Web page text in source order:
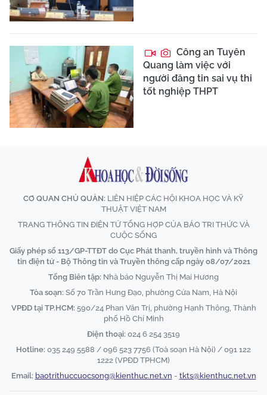
Công an Tuyên
Quang làm việc với
người đăng tin sai vụ thi
tốt nghiệp THPT
CƠ QUAN CHỦ QUẢN: LIÊN HIỆP CÁC HỘI KHOA HỌC VÀ KỸ
THUẬT VIỆT NAM
TRANG THÔNG TIN ĐIỆN TỬ TỔNG HỢP CỦA BÁO TRI THỨC VÀ
CUỘC SỐNG
Giấy phép số 113/GP-TTĐT do Cục Phát thanh, truyền hình và Thông
tin điện tử - Bộ Thông tin và Truyền thông cấp ngày 08/07/2021
Tổng Biên tập: Nhà báo Nguyễn Thị Mai Hương
Tòa soạn: Số 70 Trần Hưng Đạo, phường Cửa Nam, Hà Nội
VPĐD tại TP.HCM: 590/24 Phan Văn Trị, phường Hạnh Thông, Thành
phố Hồ Chí Minh
Điện thoại: 024 6 254 3519
Hotline: 035 249 5588 / 096 523 7756 (Toà soạn Hà Nội) / 091 122
1222 (VPĐD TPHCM)
Email: baotrithuccuocsong@kienthuc.net.vn - tkts@kienthuc.net.vn